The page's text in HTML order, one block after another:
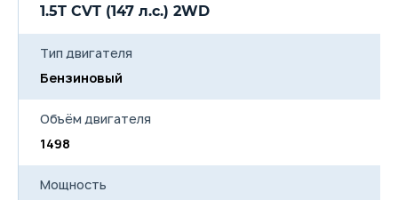
1.5T CVT (147 л.с.) 2WD
Тип двигателя
Бензиновый
Объём двигателя
1498
Мощность